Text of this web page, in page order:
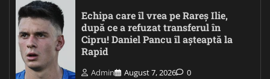
Echipa care îl vrea pe Rareș Ilie,
după ce a refuzat transferul în
Cipru! Daniel Pancu îl așteaptă la
Rapid
Admin August 7, 2026 0